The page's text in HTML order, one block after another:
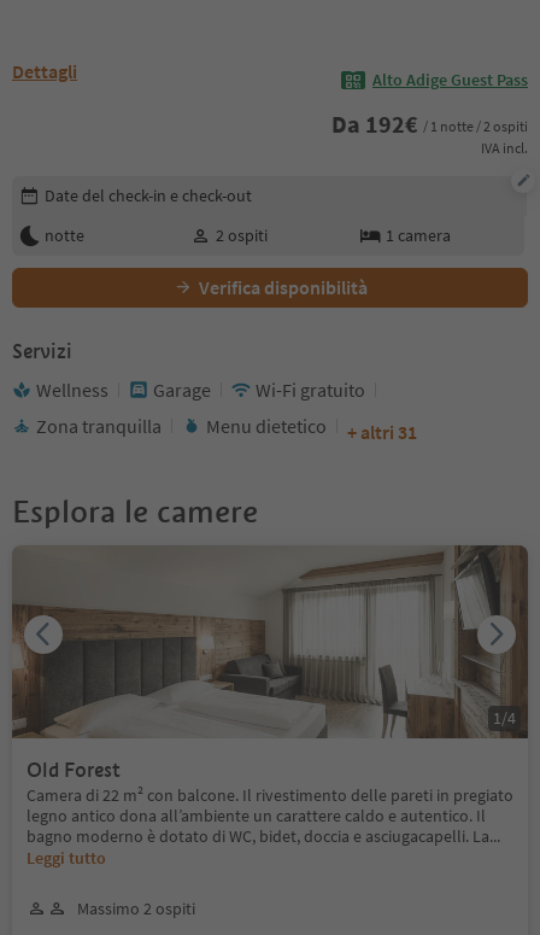
Dettagli Alto Adige Guest Pass
Da 192€ / 1 notte / 2 ospiti
IVA incl.
Modifica i dettagli della prenotazione
Date del check-in e check-out
notte
2 ospiti 1 camera
Verifica disponibilità
Servizi
Wellness Garage
Wi-Fi gratuito
Zona tranquilla
Menu dietetico + altri 31
Esplora le camere
Old Forest
Camera di 22 m² con balcone. Il rivestimento delle pareti in pregiato
legno antico dona all’ambiente un carattere caldo e autentico. Il
bagno moderno è dotato di WC, bidet, doccia e asciugacapelli. La...
Leggi tutto
Massimo 2 ospiti
1 /4